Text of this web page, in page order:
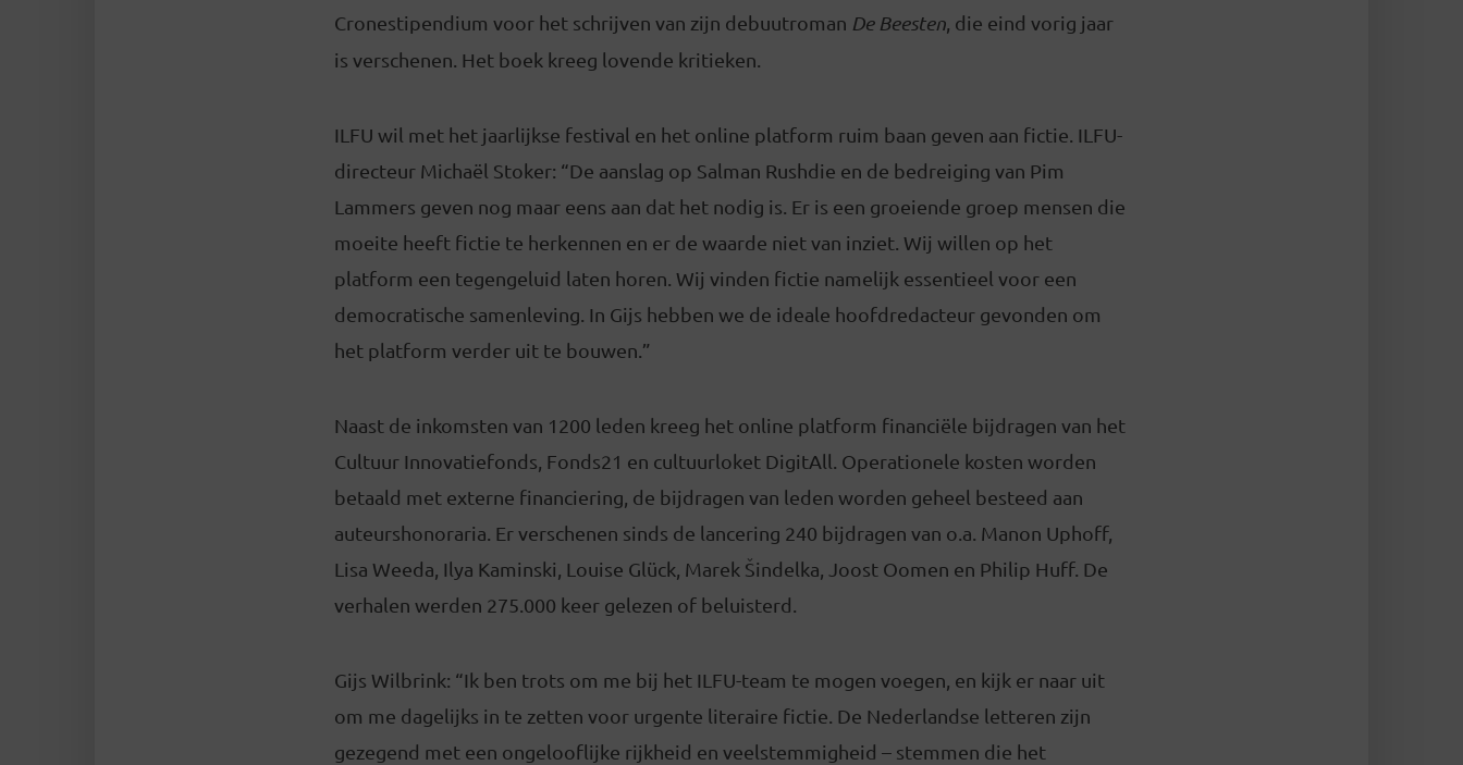
Cronestipendium voor het schrijven van zijn debuutroman De Beesten, die eind vorig jaar
is verschenen. Het boek kreeg lovende kritieken.
ILFU wil met het jaarlijkse festival en het online platform ruim baan geven aan fictie. ILFU-
directeur Michaël Stoker: “De aanslag op Salman Rushdie en de bedreiging van Pim
Lammers geven nog maar eens aan dat het nodig is. Er is een groeiende groep mensen die
moeite heeft fictie te herkennen en er de waarde niet van inziet. Wij willen op het
platform een tegengeluid laten horen. Wij vinden fictie namelijk essentieel voor een
democratische samenleving. In Gijs hebben we de ideale hoofdredacteur gevonden om
het platform verder uit te bouwen.”
Naast de inkomsten van 1200 leden kreeg het online platform financiële bijdragen van het
Cultuur Innovatiefonds, Fonds21 en cultuurloket DigitAll. Operationele kosten worden
betaald met externe financiering, de bijdragen van leden worden geheel besteed aan
auteurshonoraria. Er verschenen sinds de lancering 240 bijdragen van o.a. Manon Uphoff,
Lisa Weeda, Ilya Kaminski, Louise Glück, Marek Šindelka, Joost Oomen en Philip Huff. De
verhalen werden 275.000 keer gelezen of beluisterd.
Gijs Wilbrink: “Ik ben trots om me bij het ILFU-team te mogen voegen, en kijk er naar uit
om me dagelijks in te zetten voor urgente literaire fictie. De Nederlandse letteren zijn
gezegend met een ongelooflijke rijkheid en veelstemmigheid – stemmen die het